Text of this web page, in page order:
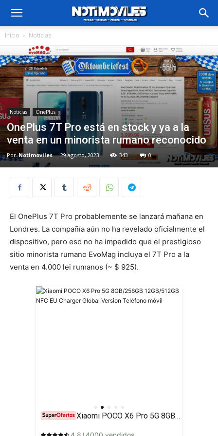
Inicio Noticias
Noticias OnePlus
OnePlus 7T Pro está en stock y ya a la
venta en un minorista rumano reconocido
Por Notimoviles - 29 agosto, 2023 343 0
El OnePlus 7T Pro probablemente se lanzará mañana en
Londres. La compañía aún no ha revelado oficialmente el
dispositivo, pero eso no ha impedido que el prestigioso
sitio minorista rumano EvoMag incluya el 7T Pro a la
venta en 4.000 lei rumanos (~ $ 925).
Xiaomi POCO X6 Pro 5G 8GB/256GB 12GB/512GB NFC EU Charger Global Version Teléfono móvil